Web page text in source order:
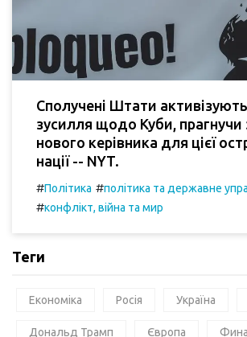
Сполучені Штати активізують
зусилля щодо Куби, прагнучи
нового керівника для цієї
нації -- NYT.
#Політика #політика та державне
#конфлікт, війна та мир
Теги
Економіка Росія Україна
Дональд Трамп Європа